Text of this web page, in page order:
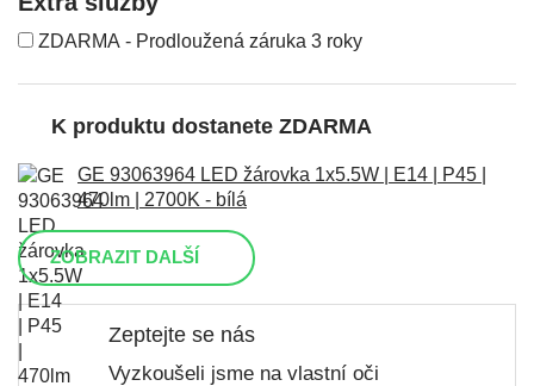
ZDARMA - Prodloužená záruka 3 roky
K produktu dostanete ZDARMA
GE 93063964 LED žárovka 1x5.5W | E14 | P45 |
470lm | 2700K - bílá
ZOBRAZIT DALŠÍ
Zeptejte se nás
Vyzkoušeli jsme na vlastní oči